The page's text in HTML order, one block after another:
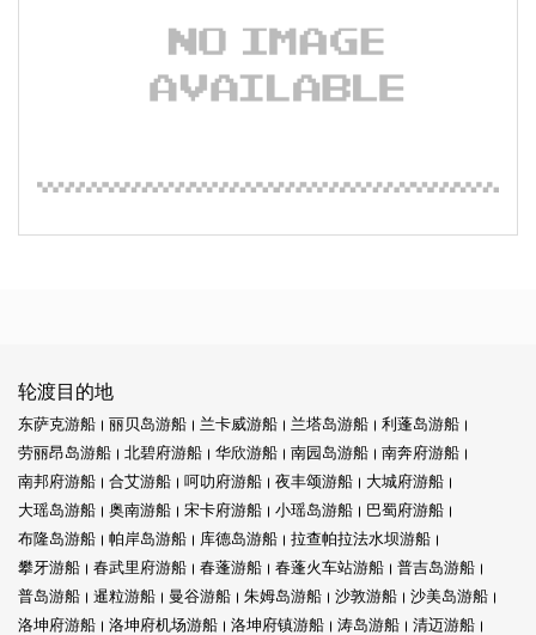
轮渡目的地
东萨克游船 丽贝岛游船 兰卡威游船 兰塔岛游船
利蓬岛游船
劳丽昂岛游船
北碧府游船 华欣游船 南园岛游船
南奔府游船
南邦府游船
合艾游船 呵叻府游船 夜丰颂游船
大城府游船
大瑶岛游船
奥南游船 宋卡府游船 小瑶岛游船
巴蜀府游船
布隆岛游船
帕岸岛游船 库德岛游船
拉查帕拉法水坝游船
攀牙游船
春武里府游船 春蓬游船 春蓬火车站游船
普吉岛游船
普岛游船
暹粒游船 曼谷游船 朱姆岛游船 沙敦游船
沙美岛游船
洛坤府游船
洛坤府机场游船 洛坤府镇游船 涛岛游船
清迈游船